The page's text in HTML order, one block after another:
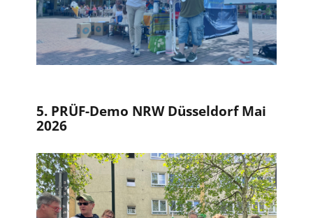
5. PRÜF-Demo NRW Düsseldorf Mai
2026